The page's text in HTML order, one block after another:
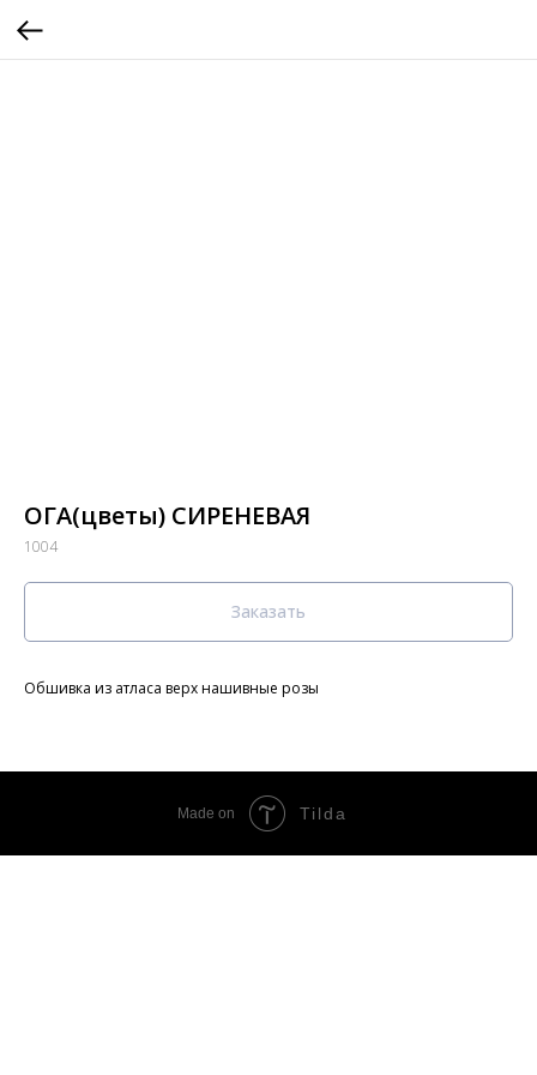
ОГА(цветы) СИРЕНЕВАЯ
1004
Заказать
Обшивка из атласа верх нашивные розы
Made on Tilda